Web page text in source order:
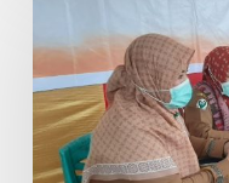
&
Tanoto
Foundation
Gelar
Sehat